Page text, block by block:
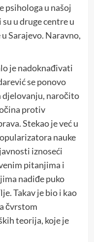
psihologa u našoj
u druge centre u
Sarajevo. Naravno,
je nadoknađivati
se ponovo
djelovanju, naročito
protiv
Stekao je već u
nauke
iznoseći
pitanjima i
nadiđe puko
Takav je bio i kao
čvrstom
teorija, koje je